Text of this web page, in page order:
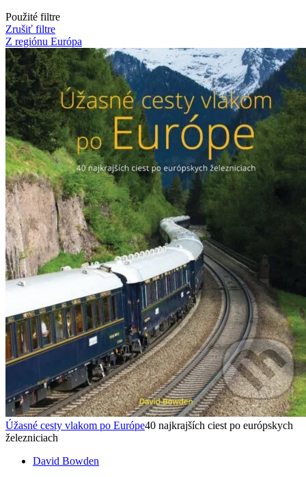
Použité filtre
Zrušiť filtre
Z regiónu Európa
Úžasné cesty vlakom po Európe40 najkrajších ciest po európskych
železniciach
David Bowden